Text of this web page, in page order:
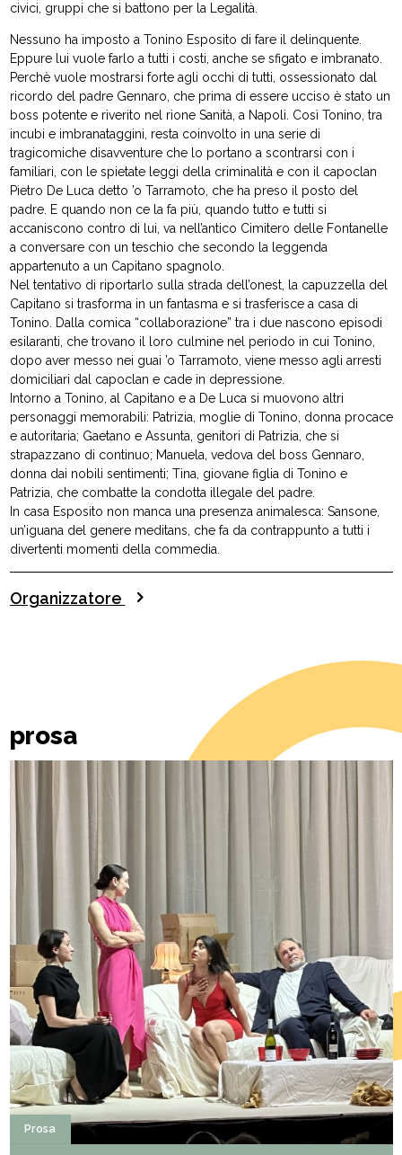
civici, gruppi che si battono per la Legalità.
Nessuno ha imposto a Tonino Esposito di fare il delinquente.
Eppure lui vuole farlo a tutti i costi, anche se sfigato e imbranato.
Perchè vuole mostrarsi forte agli occhi di tutti, ossessionato dal
ricordo del padre Gennaro, che prima di essere ucciso è stato un
boss potente e riverito nel rione Sanità, a Napoli. Così Tonino, tra
incubi e imbranataggini, resta coinvolto in una serie di
tragicomiche disavventure che lo portano a scontrarsi con i
familiari, con le spietate leggi della criminalità e con il capoclan
Pietro De Luca detto ’o Tarramoto, che ha preso il posto del
padre. E quando non ce la fa più, quando tutto e tutti si
accaniscono contro di lui, va nell’antico Cimitero delle Fontanelle
a conversare con un teschio che secondo la leggenda
appartenuto a un Capitano spagnolo.
Nel tentativo di riportarlo sulla strada dell’onest, la capuzzella del
Capitano si trasforma in un fantasma e si trasferisce a casa di
Tonino. Dalla comica “collaborazione” tra i due nascono episodi
esilaranti, che trovano il loro culmine nel periodo in cui Tonino,
dopo aver messo nei guai ’o Tarramoto, viene messo agli arresti
domiciliari dal capoclan e cade in depressione.
Intorno a Tonino, al Capitano e a De Luca si muovono altri
personaggi memorabili: Patrizia, moglie di Tonino, donna procace
e autoritaria; Gaetano e Assunta, genitori di Patrizia, che si
strapazzano di continuo; Manuela, vedova del boss Gennaro,
donna dai nobili sentimenti; Tina, giovane figlia di Tonino e
Patrizia, che combatte la condotta illegale del padre.
In casa Esposito non manca una presenza animalesca: Sansone,
un’iguana del genere meditans, che fa da contrappunto a tutti i
divertenti momenti della commedia.
Organizzatore
prosa
Prosa